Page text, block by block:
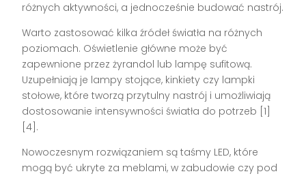
różnych aktywności, a jednocześnie budować nastrój.
Warto zastosować kilka źródeł światła na różnych
poziomach. Oświetlenie główne może być
zapewnione przez żyrandol lub lampę sufitową.
Uzupełniają je lampy stojące, kinkiety czy lampki
stołowe, które tworzą przytulny nastrój i umożliwiają
dostosowanie intensywności światła do potrzeb [1]
[4].
Nowoczesnym rozwiązaniem są taśmy LED, które
mogą być ukryte za meblami, w zabudowie czy pod